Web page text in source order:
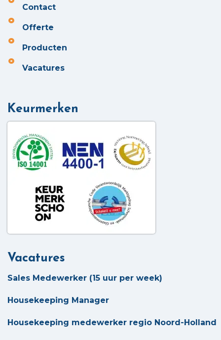
Contact
Offerte
Producten
Vacatures
Keurmerken
Vacatures
Sales Medewerker (15 uur per week)
Housekeeping Manager
Housekeeping medewerker regio Noord-Holland